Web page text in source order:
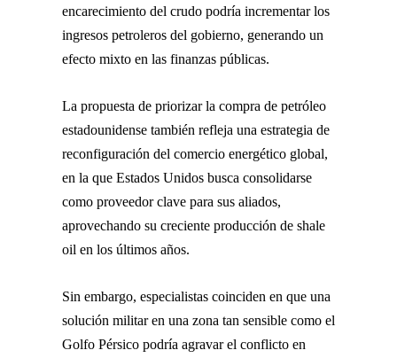
encarecimiento del crudo podría incrementar los
ingresos petroleros del gobierno, generando un
efecto mixto en las finanzas públicas.
La propuesta de priorizar la compra de petróleo
estadounidense también refleja una estrategia de
reconfiguración del comercio energético global,
en la que Estados Unidos busca consolidarse
como proveedor clave para sus aliados,
aprovechando su creciente producción de shale
oil en los últimos años.
Sin embargo, especialistas coinciden en que una
solución militar en una zona tan sensible como el
Golfo Pérsico podría agravar el conflicto en